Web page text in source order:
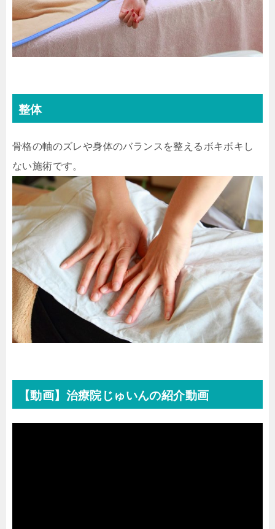
整体
骨格の軸のズレや身体のバランスを整えるボキボキし
ない施術です。
【動画】治療院じゅいんの紹介動画